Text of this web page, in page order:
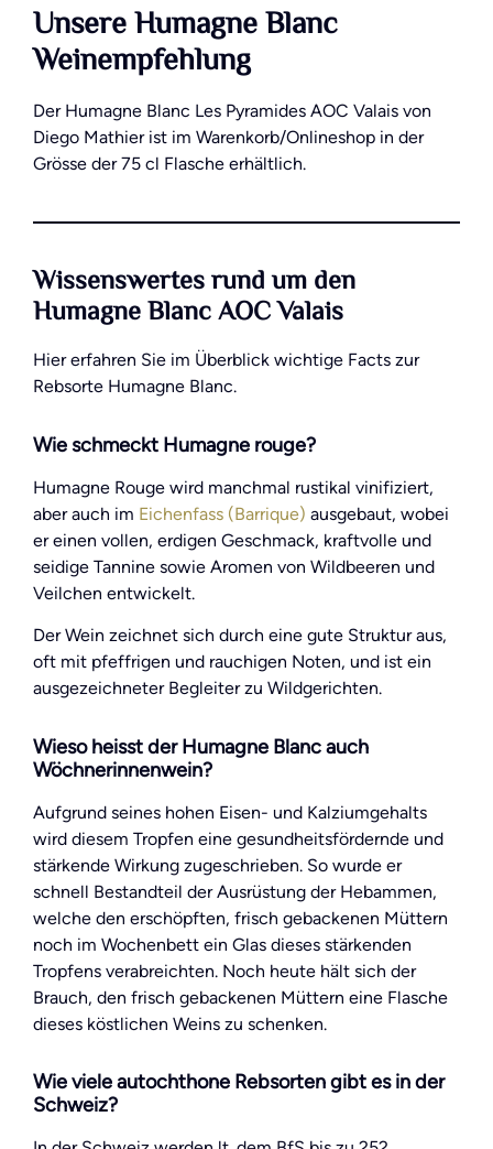
Unsere Humagne Blanc
Weinempfehlung
Der Humagne Blanc Les Pyramides AOC Valais von
Diego Mathier ist im Warenkorb/Onlineshop in der
Grösse der 75 cl Flasche erhältlich.
Wissenswertes rund um den
Humagne Blanc AOC Valais
Hier erfahren Sie im Überblick wichtige Facts zur
Rebsorte Humagne Blanc.
Wie schmeckt Humagne rouge?
Humagne Rouge wird manchmal rustikal vinifiziert,
aber auch im Eichenfass (Barrique) ausgebaut, wobei
er einen vollen, erdigen Geschmack, kraftvolle und
seidige Tannine sowie Aromen von Wildbeeren und
Veilchen entwickelt.
Der Wein zeichnet sich durch eine gute Struktur aus,
oft mit pfeffrigen und rauchigen Noten, und ist ein
ausgezeichneter Begleiter zu Wildgerichten.
Wieso heisst der Humagne Blanc auch
Wöchnerinnenwein?
Aufgrund seines hohen Eisen- und Kalziumgehalts
wird diesem Tropfen eine gesundheitsfördernde und
stärkende Wirkung zugeschrieben. So wurde er
schnell Bestandteil der Ausrüstung der Hebammen,
welche den erschöpften, frisch gebackenen Müttern
noch im Wochenbett ein Glas dieses stärkenden
Tropfens verabreichten. Noch heute hält sich der
Brauch, den frisch gebackenen Müttern eine Flasche
dieses köstlichen Weins zu schenken.
Wie viele autochthone Rebsorten gibt es in der
Schweiz?